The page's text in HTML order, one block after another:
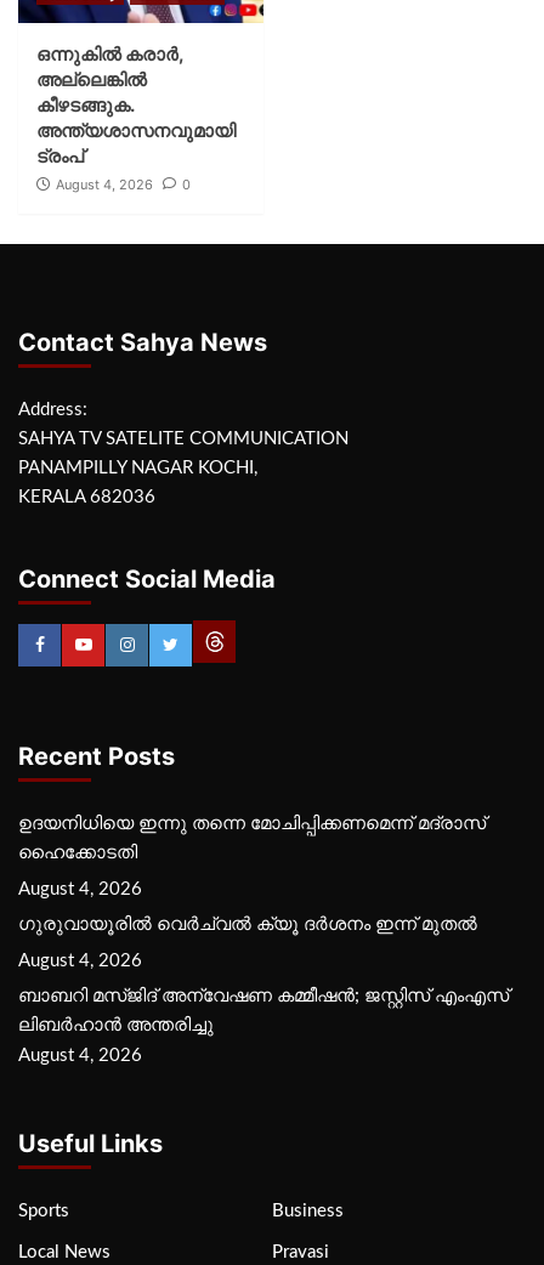
ഒന്നുകില്‍ കരാര്‍,
അല്ലെങ്കില്‍
കീഴടങ്ങുക.
അന്ത്യശാസനവുമായി
ട്രംപ്
August 4, 2026 0
Contact Sahya News
Address:
SAHYA TV SATELITE COMMUNICATION
PANAMPILLY NAGAR KOCHI,
KERALA 682036
Connect Social Media
Recent Posts
ഉദയനിധിയെ ഇന്നു തന്നെ മോചിപ്പിക്കണമെന്ന് മദ്രാസ്
ഹൈക്കോടതി
August 4, 2026
ഗുരുവായൂരില്‍ വെര്‍ച്വല്‍ ക്യൂ ദര്‍ശനം ഇന്ന് മുതല്‍
August 4, 2026
ബാബറി മസ്ജിദ് അന്വേഷണ കമ്മീഷന്‍; ജസ്റ്റിസ് എംഎസ്
ലിബര്‍ഹാന്‍ അന്തരിച്ചു
August 4, 2026
Useful Links
Sports Business
Local News Pravasi